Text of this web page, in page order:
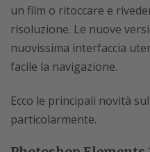
un film o ritoccare e
risoluzione. Le nuove
nuovissima interfaccia
facile la navigazione.
Ecco le principali novità
particolarmente.